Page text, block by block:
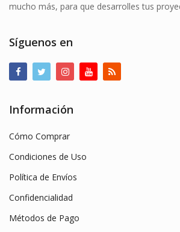
mucho más, para que desarrolles tus
Síguenos en
Información
Cómo Comprar
Condiciones de Uso
Política de Envíos
Confidencialidad
Métodos de Pago